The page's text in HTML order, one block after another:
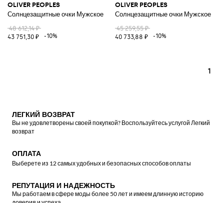
OLIVER PEOPLES
Солнцезащитные очки Мужское
48 612,14 ₽
43 751,30 ₽
-10%
OLIVER PEOPLES
Солнцезащитные очки Мужское
45 259,55 ₽
40 733,88 ₽
-10%
1
ЛЕГКИЙ ВОЗВРАТ
Вы не удовлетворены своей покупкой? Воспользуйтесь услугой Легкий
возврат
ОПЛАТА
Выберете из 12 самых удобных и безопасных способов оплаты
РЕПУТАЦИЯ И НАДЕЖНОСТЬ
Мы работаем в сфере моды более 50 лет и имеем длинную историю